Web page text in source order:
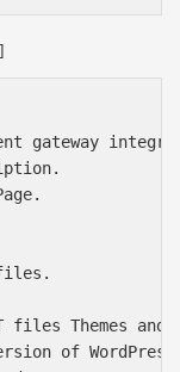
gateway
files.
files Themes and
of